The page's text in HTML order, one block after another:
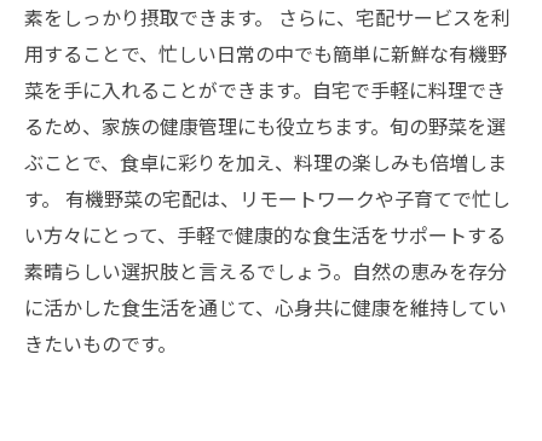
素をしっかり摂取できます。 さらに、宅配サービスを利
用することで、忙しい日常の中でも簡単に新鮮な有機野
菜を手に入れることができます。自宅で手軽に料理でき
るため、家族の健康管理にも役立ちます。旬の野菜を選
ぶことで、食卓に彩りを加え、料理の楽しみも倍増しま
す。 有機野菜の宅配は、リモートワークや子育てで忙し
い方々にとって、手軽で健康的な食生活をサポートする
素晴らしい選択肢と言えるでしょう。自然の恵みを存分
に活かした食生活を通じて、心身共に健康を維持してい
きたいものです。